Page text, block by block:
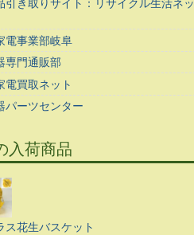
引き取りサイト：リサイクル生活ネッ
電事業部岐阜
専門通販部
電買取ネット
パーツセンター
入荷商品
ス花生バスケット